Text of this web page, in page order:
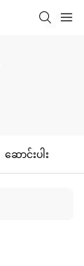
ဆောင်းပါး